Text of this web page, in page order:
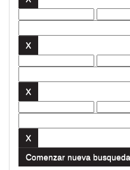
Comenzar nueva busqueda